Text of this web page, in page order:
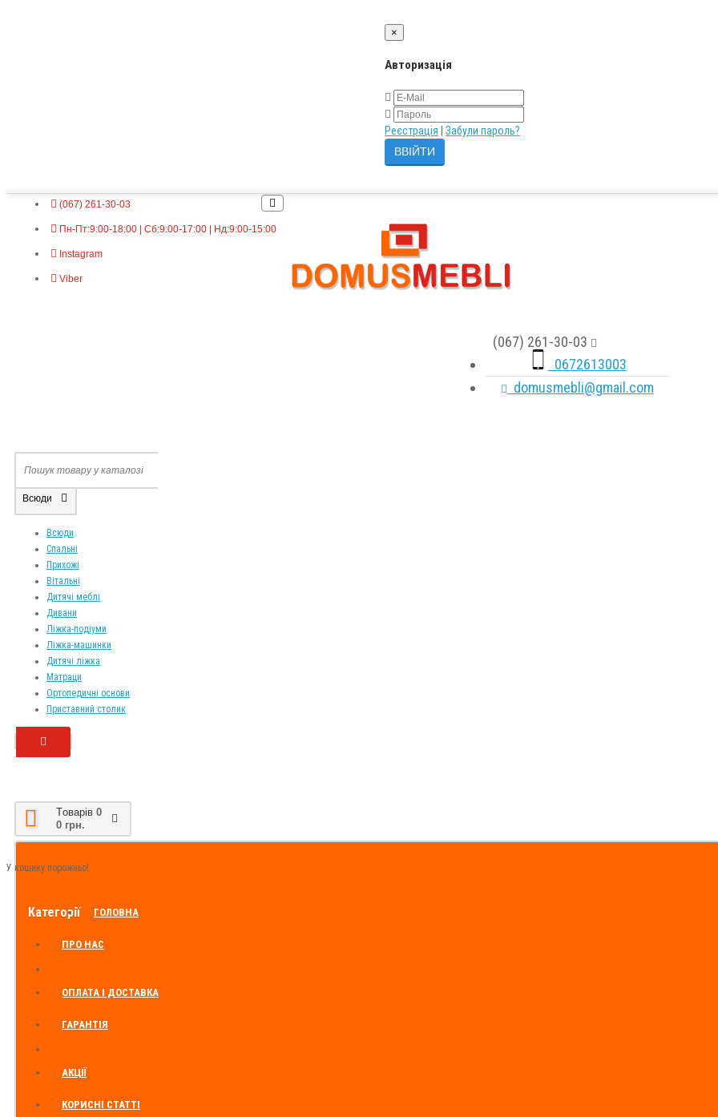
×
Авторизація
Реєстрація Забули пароль?
(067) 261-30-03
Пн-Пт:9:00-18:00 | Сб:9:00-17:00 | Нд:9:00-15:00
Instagram
Viber
(067) 261-30-03
0672613003
domusmebli@gmail.com
Всюди
Всюди
Спальні
Прихожі
Вітальні
Дитячі меблі
Дивани
Ліжка-подіуми
Ліжка-машинки
Дитячі ліжка
Матраци
Ортопедичні основи
Приставний столик
Tоварів 0
0 грн.
У кошику порожньо!
Категорії ГОЛОВНА
ПРО НАС
ОПЛАТА І ДОСТАВКА
ГАРАНТІЯ
АКЦІЇ
КОРИСНІ СТАТТІ